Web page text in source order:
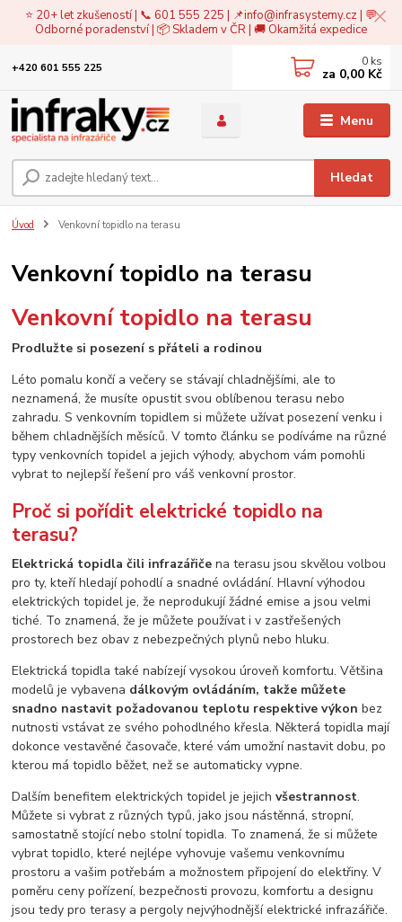
⭐ 20+ let zkušeností | 📞 601 555 225 | 📌info@infrasystemy.cz| 💬
Odborné poradenství | 📦 Skladem v ČR | 🚚 Okamžitá expedice
Menu
Hledat
+420 601 555 225 0 ks
za 0,00 Kč
Úvod Venkovní topidlo na terasu
Venkovní topidlo na terasu
Venkovní topidlo na terasu
Prodlužte si posezení s přáteli a rodinou
Léto pomalu končí a večery se stávají chladnějšími, ale to
neznamená, že musíte opustit svou oblíbenou terasu nebo
zahradu. S venkovním topidlem si můžete užívat posezení venku i
během chladnějších měsíců. V tomto článku se podíváme na různé
typy venkovních topidel a jejich výhody, abychom vám pomohli
vybrat to nejlepší řešení pro váš venkovní prostor.
Proč si pořídit elektrické topidlo na
terasu?
Elektrická topidla čili infrazářiče na terasu jsou skvělou volbou
pro ty, kteří hledají pohodlí a snadné ovládání. Hlavní výhodou
elektrických topidel je, že neprodukují žádné emise a jsou velmi
tiché. To znamená, že je můžete používat i v zastřešených
prostorech bez obav z nebezpečných plynů nebo hluku.
Elektrická topidla také nabízejí vysokou úroveň komfortu. Většina
modelů je vybavena dálkovým ovládáním, takže můžete
snadno nastavit požadovanou teplotu respektive výkon bez
nutnosti vstávat ze svého pohodlného křesla. Některá topidla mají
dokonce vestavěné časovače, které vám umožní nastavit dobu, po
kterou má topidlo běžet, než se automaticky vypne.
Dalším benefitem elektrických topidel je jejichvšestrannost.
Můžete si vybrat z různých typů, jako jsou nástěnná, stropní,
samostatně stojící nebo stolní topidla. To znamená, že si můžete
vybrat topidlo, které nejlépe vyhovuje vašemu venkovnímu
prostoru a vašim potřebám a možnostem připojení do elektřiny. V
poměru ceny pořízení, bezpečnosti provozu, komfortu a designu
jsou tedy pro terasy a pergoly nejvýhodnější elektrické infrazářiče.